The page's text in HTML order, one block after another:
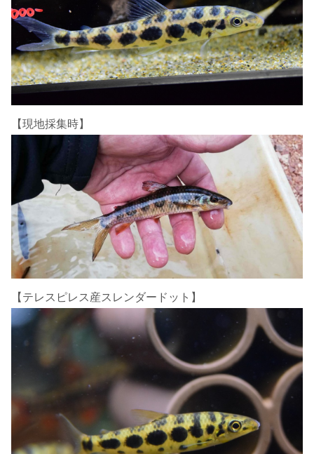
【現地採集時】
【テレスピレス産スレンダードット】